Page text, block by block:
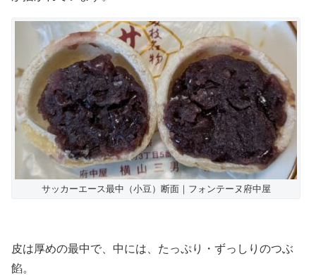
サッカーエース最中（小豆）断面｜フォンテーヌ府中屋
皮は厚めの最中で、中には、たっぷり・ずっしりのつぶ
餡。